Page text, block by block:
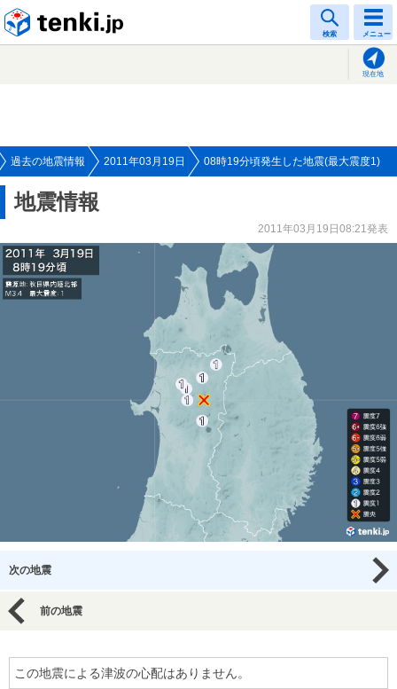
検索 メニュー
現在地
過去の地震情報 2011年03月19日 08時19分頃発生した地震(最大震度1)
地震情報
2011年03月19日08:21発表
次の地震
前の地震
この地震による津波の心配はありません。